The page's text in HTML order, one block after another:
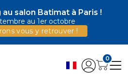
salon Batimat à Paris !
au 1er octobre
vous y retrouver !
0